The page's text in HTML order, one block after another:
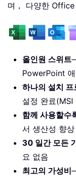
며， 다양한 Office
올인원 스위트
PowerPoint
하나의 설치
설정 완료(MSI
함께 사용할수
서 생산성 향상
30 일간 모든
요 없음
최고의 가성비